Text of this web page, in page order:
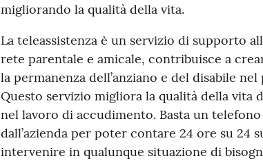
migliorando la qualità della vita.
La teleassistenza è un servizio di supporto
rete parentale e amicale, contribuisce a
la permanenza dell’anziano e del disabile
Questo servizio migliora la qualità della vita
nel lavoro di accudimento. Basta un
dall’azienda per poter contare 24 ore su 24
intervenire in qualunque situazione di